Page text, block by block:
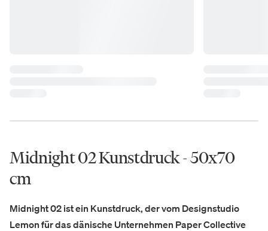
Midnight 02 Kunstdruck - 50x70
cm
Midnight 02 ist ein Kunstdruck, der vom Designstudio
Lemon für das dänische Unternehmen Paper Collective